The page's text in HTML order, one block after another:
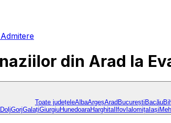
din Arad la
Toate județeleAlbaArgeșAradBucureștiBacău
DoljGorjGalațiGiurgiuHunedoaraHarghitaIlfovIalomițaIași